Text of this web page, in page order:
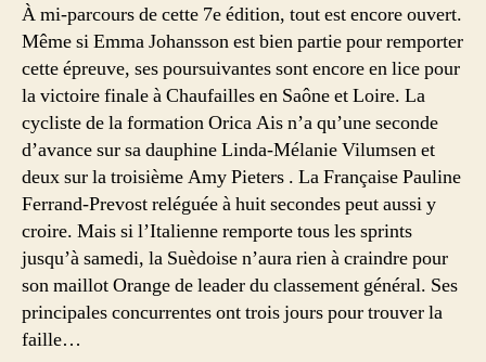
À mi-parcours de cette 7e édition, tout est encore ouvert.
Même si Emma Johansson est bien partie pour remporter
cette épreuve, ses poursuivantes sont encore en lice pour
la victoire finale à Chaufailles en Saône et Loire. La
cycliste de la formation Orica Ais n’a qu’une seconde
d’avance sur sa dauphine Linda-Mélanie Vilumsen et
deux sur la troisième Amy Pieters . La Française Pauline
Ferrand-Prevost reléguée à huit secondes peut aussi y
croire. Mais si l’Italienne remporte tous les sprints
jusqu’à samedi, la Suèdoise n’aura rien à craindre pour
son maillot Orange de leader du classement général. Ses
principales concurrentes ont trois jours pour trouver la
faille…